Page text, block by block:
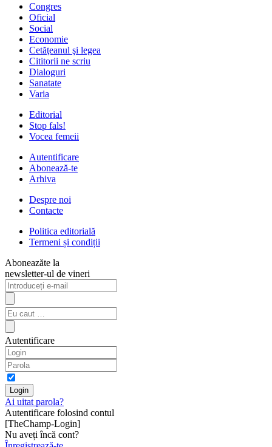
Congres
Oficial
Social
Economie
Cetăţeanul şi legea
Cititorii ne scriu
Dialoguri
Sanatate
Varia
Editorial
Stop fals!
Vocea femeii
Autentificare
Abonează-te
Arhiva
Despre noi
Contacte
Politica editorială
Termeni și condiții
Aboneazăte la
newsletter-ul de vineri
Autentificare
Ai uitat parola?
Autentificare folosind contul
[TheChamp-Login]
Nu aveți încă cont?